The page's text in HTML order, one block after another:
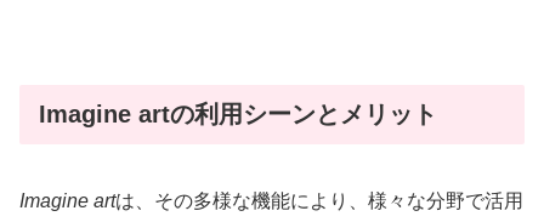
Imagine artの利用シーンとメリット
Imagine artは、その多様な機能により、様々な分野で活用